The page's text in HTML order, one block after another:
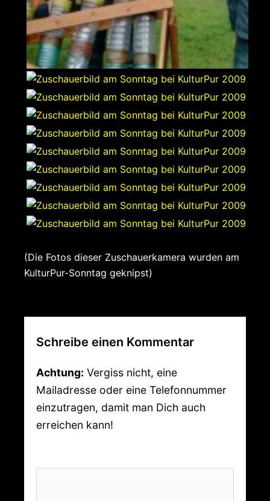
(Die Fotos dieser Zuschauerkamera wurden am
KulturPur-Sonntag geknipst)
Schreibe einen Kommentar
Achtung: Vergiss nicht, eine
Mailadresse oder eine Telefonnummer
einzutragen, damit man Dich auch
erreichen kann!